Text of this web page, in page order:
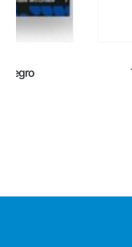
Tóner Original